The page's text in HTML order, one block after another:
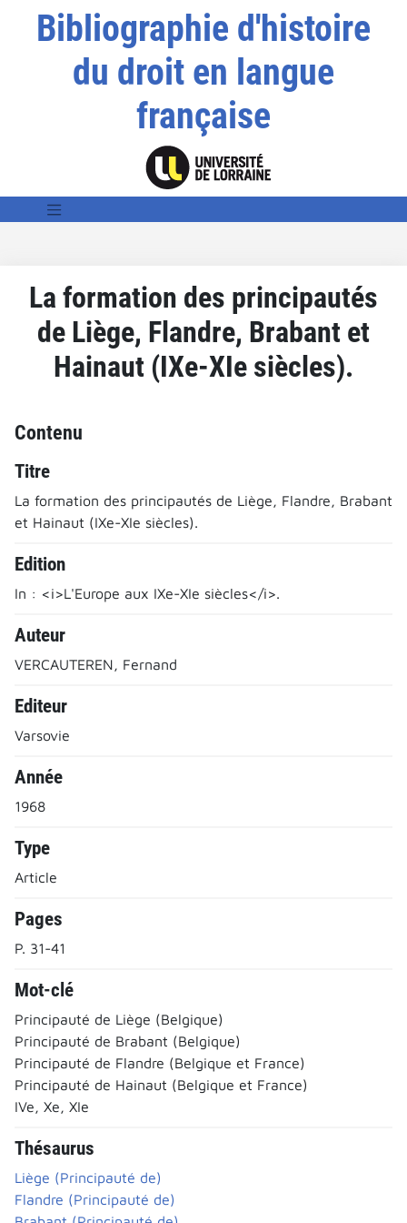
Bibliographie d'histoire
du droit en langue
française
La formation des principautés
de Liège, Flandre, Brabant et
Hainaut (IXe-XIe siècles).
Contenu
Titre
La formation des principautés de Liège, Flandre, Brabant
et Hainaut (IXe-XIe siècles).
Edition
In : <i>L'Europe aux IXe-XIe siècles</i>.
Auteur
VERCAUTEREN, Fernand
Editeur
Varsovie
Année
1968
Type
Article
Pages
P. 31-41
Mot-clé
Principauté de Liège (Belgique)
Principauté de Brabant (Belgique)
Principauté de Flandre (Belgique et France)
Principauté de Hainaut (Belgique et France)
IVe, Xe, XIe
Thésaurus
Liège (Principauté de)
Flandre (Principauté de)